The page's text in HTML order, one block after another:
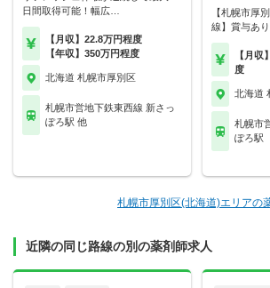
日間取得可能！幅広…
【月収】22.8万円程度
【年収】350万円程度
北海道 札幌市厚別区
札幌市営地下鉄東西線 新さっ
ぽろ駅 他
【札幌市厚
線】賞与あ
【月収
度
北海道
札幌市
ぽろ駅
札幌市厚別区(北海道)エリアの
近隣の同じ路線の別の薬剤師求人